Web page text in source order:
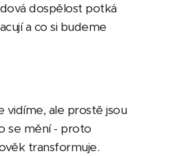
dospělost potká
a co si budeme
vidíme, ale prostě jsou
se mění - proto
transformuje.